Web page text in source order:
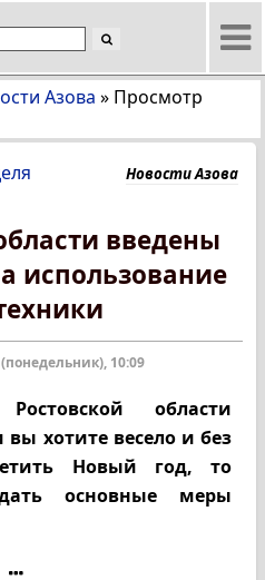
Азова » Просмотр
Новости Азова
введены
использование
10:09
области
хотите весело и без
Новый год, то
основные меры